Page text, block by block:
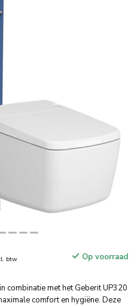
btw Op voorraad
combinatie met het Geberit UP320
comfort en hygiëne. Deze